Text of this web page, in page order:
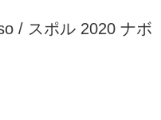
/ スポル 2020 ナボ